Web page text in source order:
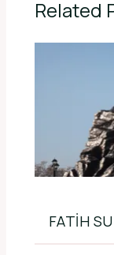
Related
FATIH